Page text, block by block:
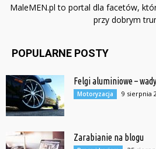
MaleMEN.pl to portal dla facetów,
przy dobrym
POPULARNE POSTY
Felgi aluminiowe –
Motoryzacja 9 sierpnia
Zarabianie na blogu